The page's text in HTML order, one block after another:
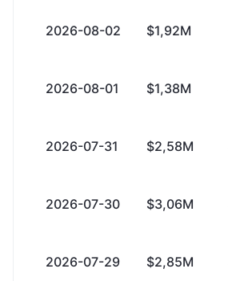
2026-08-02 $1,92M
2026-08-01 $1,38M
2026-07-31 $2,58M
2026-07-30 $3,06M
2026-07-29 $2,85M